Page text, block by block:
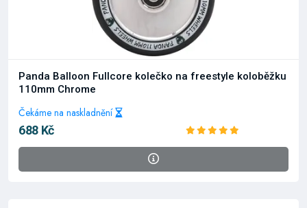
Panda Balloon Fullcore kolečko na freestyle koloběžku
110mm Chrome
Čekáme na naskladnění
688 Kč